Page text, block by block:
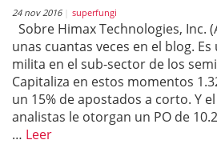
24 nov 2016 superfungi
Sobre Himax Technologies, Inc.
unas cuantas veces en el blog.
milita en el sub-sector de los
Capitaliza en estos momentos
un 15% de apostados a corto. Y
analistas le otorgan un PO de
… Leer